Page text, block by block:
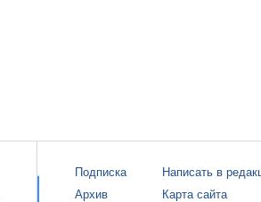
Подписка
Архив
Написать в
Карта сайта